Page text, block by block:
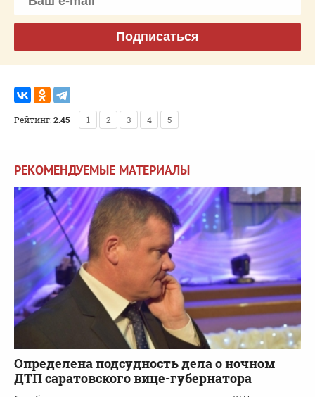
Подписаться
Рейтинг:2.45 1 2 3 4 5
РЕКОМЕНДУЕМЫЕ МАТЕРИАЛЫ
Определена подсудность дела о ночном
ДТП саратовского вице-губернатора